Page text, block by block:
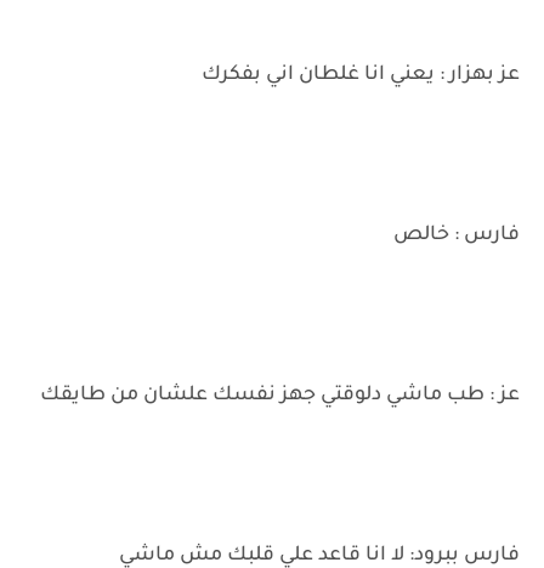
عز بهزار : يعني انا غلطان اني بفكرك
فارس : خالص
عز : طب ماشي دلوقتي جهز نفسك علشان من طايقك
فارس ببرود: لا انا قاعد علي قلبك مش ماشي